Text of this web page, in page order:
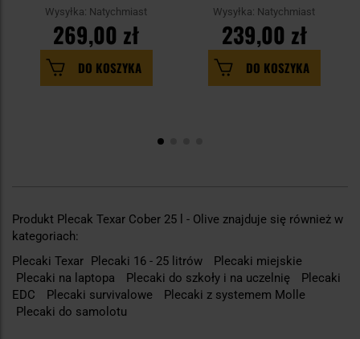
Wysyłka: Natychmiast
269,00 zł
DO KOSZYKA
Wysyłka: Natychmiast
239,00 zł
DO KOSZYKA
Produkt Plecak Texar Cober 25 l - Olive znajduje się również w
kategoriach:
Plecaki Texar Plecaki 16 - 25 litrów
Plecaki miejskie
Plecaki na laptopa
Plecaki do szkoły i na uczelnię
Plecaki
EDC
Plecaki survivalowe
Plecaki z systemem Molle
Plecaki do samolotu